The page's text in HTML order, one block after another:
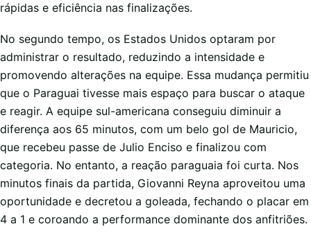
rápidas e eficiência nas finalizações.
No segundo tempo, os Estados Unidos optaram por
administrar o resultado, reduzindo a intensidade e
promovendo alterações na equipe. Essa mudança permitiu
que o Paraguai tivesse mais espaço para buscar o ataque
e reagir. A equipe sul-americana conseguiu diminuir a
diferença aos 65 minutos, com um belo gol de Mauricio,
que recebeu passe de Julio Enciso e finalizou com
categoria. No entanto, a reação paraguaia foi curta. Nos
minutos finais da partida, Giovanni Reyna aproveitou uma
oportunidade e decretou a goleada, fechando o placar em
4 a 1 e coroando a performance dominante dos anfitriões.